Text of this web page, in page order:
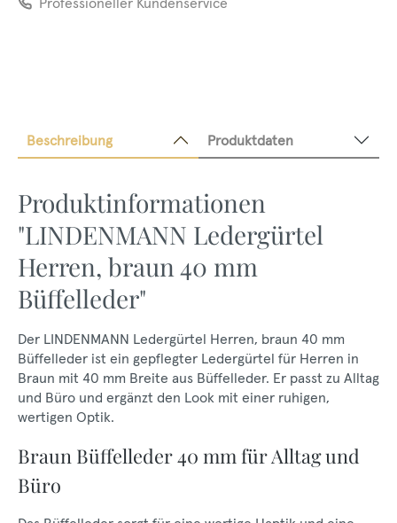
Beschreibung Produktdaten
Produktinformationen
"LINDENMANN Ledergürtel
Herren, braun 40 mm
Büffelleder"
Der LINDENMANN Ledergürtel Herren, braun 40 mm
Büffelleder ist ein gepflegter Ledergürtel für Herren in
Braun mit 40 mm Breite aus Büffelleder. Er passt zu Alltag
und Büro und ergänzt den Look mit einer ruhigen,
wertigen Optik.
Braun Büffelleder 40 mm für Alltag und
Büro